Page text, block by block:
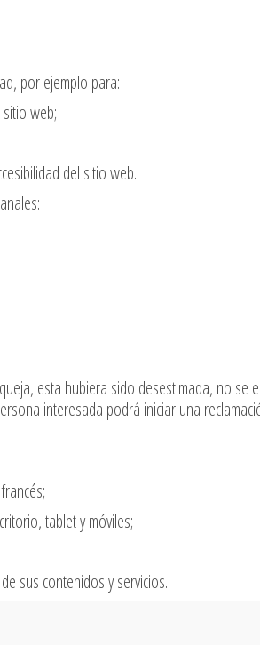
por ejemplo para:
web;
del sitio web.
esta hubiera sido desestimada, no se
interesada podrá iniciar una
tablet y móviles;
sus contenidos y servicios.